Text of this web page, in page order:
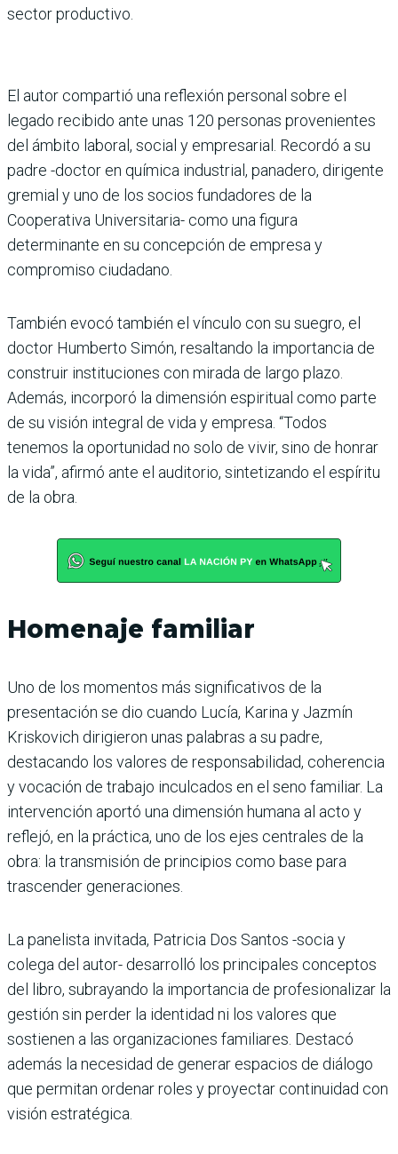
sector productivo.
El autor compartió una reflexión personal sobre el
legado recibido ante unas 120 personas provenientes
del ámbito laboral, social y empresarial. Recordó a su
padre -doctor en química industrial, panadero, dirigente
gremial y uno de los socios fundadores de la
Cooperativa Universitaria- como una figura
determinante en su concepción de empresa y
compromiso ciudadano.
También evocó también el vínculo con su suegro, el
doctor Humberto Simón, resaltando la importancia de
construir instituciones con mirada de largo plazo.
Además, incorporó la dimensión espiritual como parte
de su visión integral de vida y empresa. “Todos
tenemos la oportunidad no solo de vivir, sino de honrar
la vida”, afirmó ante el auditorio, sintetizando el espíritu
de la obra.
Homenaje familiar
Uno de los momentos más significativos de la
presentación se dio cuando Lucía, Karina y Jazmín
Kriskovich dirigieron unas palabras a su padre,
destacando los valores de responsabilidad, coherencia
y vocación de trabajo inculcados en el seno familiar. La
intervención aportó una dimensión humana al acto y
reflejó, en la práctica, uno de los ejes centrales de la
obra: la transmisión de principios como base para
trascender generaciones.
La panelista invitada, Patricia Dos Santos -socia y
colega del autor- desarrolló los principales conceptos
del libro, subrayando la importancia de profesionalizar la
gestión sin perder la identidad ni los valores que
sostienen a las organizaciones familiares. Destacó
además la necesidad de generar espacios de diálogo
que permitan ordenar roles y proyectar continuidad con
visión estratégica.